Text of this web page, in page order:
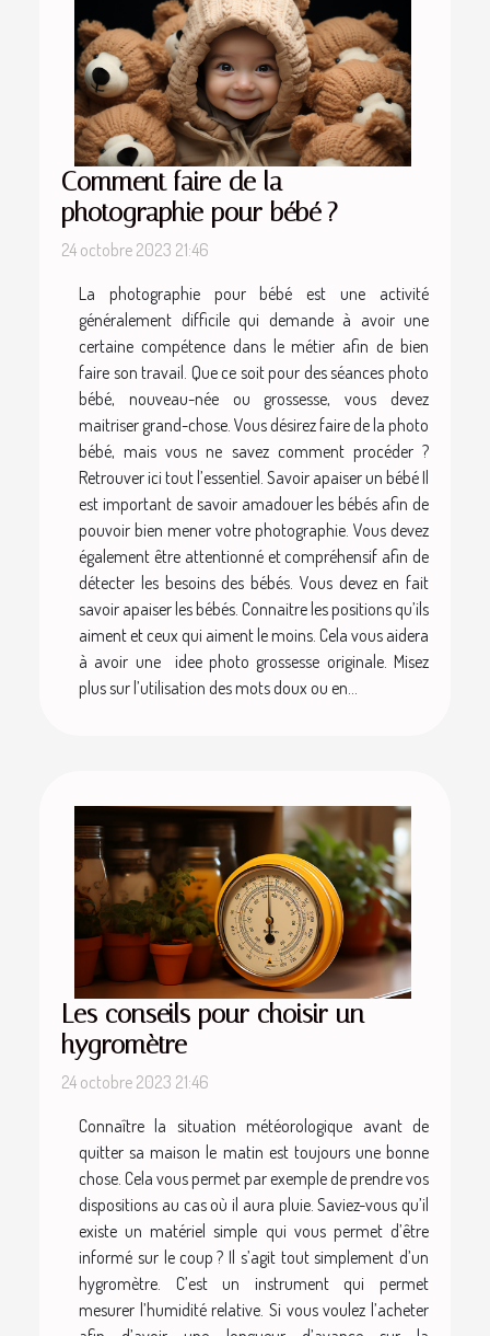
Comment faire de la
photographie pour bébé ?
24 octobre 2023 21:46
La photographie pour bébé est une activité
généralement difficile qui demande à avoir une
certaine compétence dans le métier afin de bien
faire son travail. Que ce soit pour des séances photo
bébé, nouveau-née ou grossesse, vous devez
maitriser grand-chose. Vous désirez faire de la photo
bébé, mais vous ne savez comment procéder ?
Retrouver ici tout l’essentiel. Savoir apaiser un bébé Il
est important de savoir amadouer les bébés afin de
pouvoir bien mener votre photographie. Vous devez
également être attentionné et compréhensif afin de
détecter les besoins des bébés. Vous devez en fait
savoir apaiser les bébés. Connaitre les positions qu’ils
aiment et ceux qui aiment le moins. Cela vous aidera
à avoir une idee photo grossesse originale. Misez
plus sur l’utilisation des mots doux ou en...
Les conseils pour choisir un
hygromètre
24 octobre 2023 21:46
Connaître la situation météorologique avant de
quitter sa maison le matin est toujours une bonne
chose. Cela vous permet par exemple de prendre vos
dispositions au cas où il aura pluie. Saviez-vous qu’il
existe un matériel simple qui vous permet d’être
informé sur le coup ? Il s’agit tout simplement d’un
hygromètre. C’est un instrument qui permet
mesurer l’humidité relative. Si vous voulez l’acheter